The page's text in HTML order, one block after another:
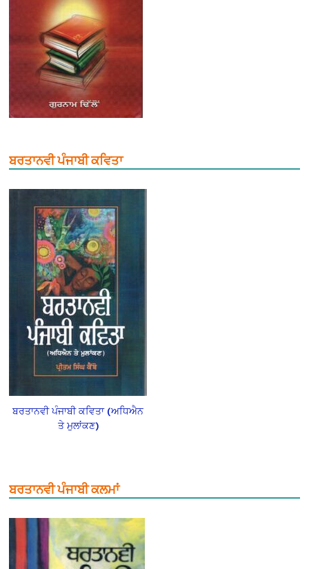
ਬਰਤਾਨਵੀ ਪੰਜਾਬੀ ਕਵਿਤਾ
ਬਰਤਾਨਵੀ ਪੰਜਾਬੀ ਕਵਿਤਾ (ਅਧਿਐਨ
ਤੇ ਮੁਲਾਂਕਣ)
ਬਰਤਾਨਵੀ ਪੰਜਾਬੀ ਕਲਮਾਂ